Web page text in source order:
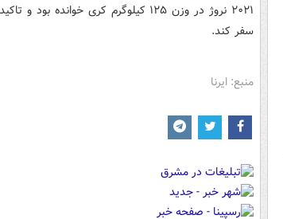
۲۰۲۱ نروژ در وزن ۱۲۵ کیلوگرم کری
سفر کند.
منبع: ایرنا